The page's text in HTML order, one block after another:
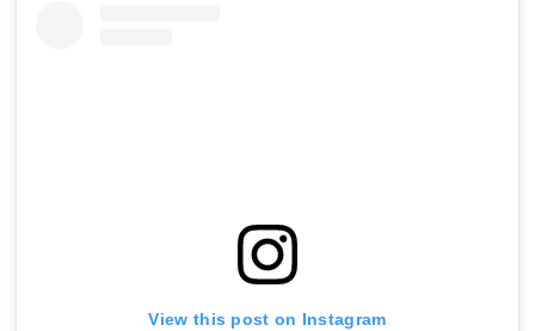
View this post on Instagram